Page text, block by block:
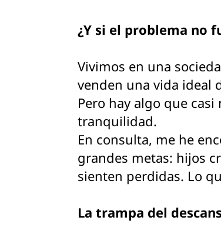
¿Y si el problema no
Vivimos en una
venden una vida ideal
Pero hay algo que
tranquilidad.
En consulta, me he
grandes metas: hijos
sienten perdidas. Lo
La trampa del